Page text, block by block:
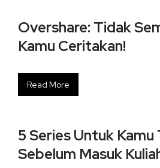
Overshare: Tidak
Kamu Ceritakan!
Read More
5 Series Untuk
Sebelum Masuk